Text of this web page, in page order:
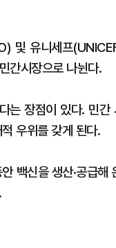
및 유니세프
간시장으로 나뉜다.
는 장점이 있다. 민간
우위를 갖게 된다.
백신을 생산·공급해